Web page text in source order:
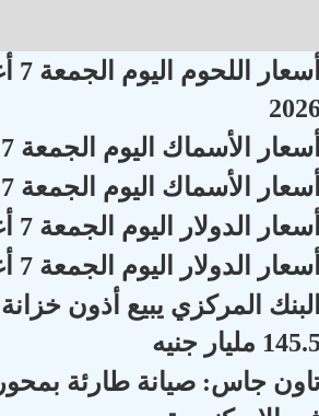
الأسماك اليوم الجمعة 7 أغسطس
الأسماك اليوم الجمعة 7 أغسطس
الدولار اليوم الجمعة 7 أغسطس
الدولار اليوم الجمعة 7 أغسطس
المركزي يبيع أذون
مليار جنيه
جاس: صيانة طارئة